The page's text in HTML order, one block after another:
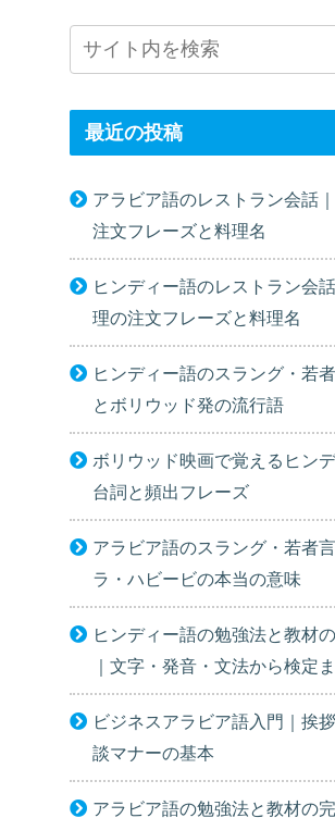
最近の投稿
アラビア語のレストラン会話
注文フレーズと料理名
ヒンディー語のレストラン会
理の注文フレーズと料理名
ヒンディー語のスラング・若
とボリウッド発の流行語
ボリウッド映画で覚えるヒン
台詞と頻出フレーズ
アラビア語のスラング・若者
ラ・ハビービの本当の意味
ヒンディー語の勉強法と教材
｜文字・発音・文法から検定
ビジネスアラビア語入門｜挨
談マナーの基本
アラビア語の勉強法と教材の